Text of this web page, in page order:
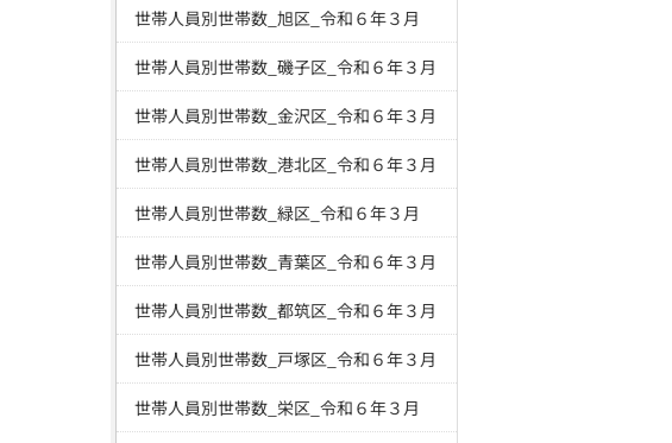
世帯人員別世帯数_旭区_令和６年３月
世帯人員別世帯数_磯子区_令和６年３月
世帯人員別世帯数_金沢区_令和６年３月
世帯人員別世帯数_港北区_令和６年３月
世帯人員別世帯数_緑区_令和６年３月
世帯人員別世帯数_青葉区_令和６年３月
世帯人員別世帯数_都筑区_令和６年３月
世帯人員別世帯数_戸塚区_令和６年３月
世帯人員別世帯数_栄区_令和６年３月